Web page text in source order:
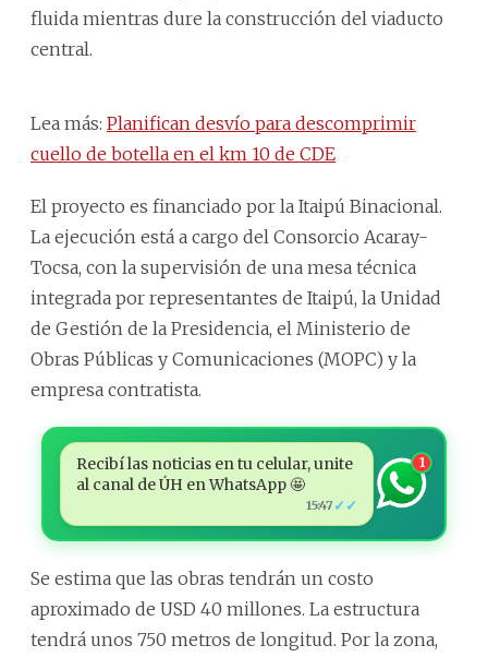
fluida mientras dure la construcción del viaducto
central.
Lea más: Planifican desvío para descomprimir
cuello de botella en el km 10 de CDE
El proyecto es financiado por la Itaipú Binacional.
La ejecución está a cargo del Consorcio Acaray-
Tocsa, con la supervisión de una mesa técnica
integrada por representantes de Itaipú, la Unidad
de Gestión de la Presidencia, el Ministerio de
Obras Públicas y Comunicaciones (MOPC) y la
empresa contratista.
Recibí las noticias en tu celular, unite
al canal de ÚH en WhatsApp 🤩
15:47 ✓✓
1
Se estima que las obras tendrán un costo
aproximado de USD 40 millones. La estructura
tendrá unos 750 metros de longitud. Por la zona,